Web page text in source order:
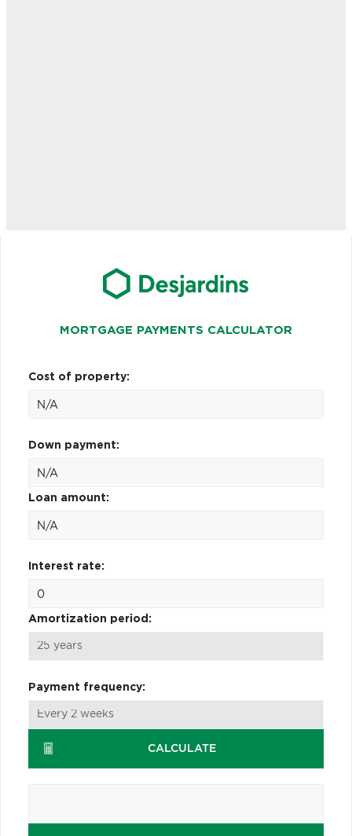
MORTGAGE PAYMENTS CALCULATOR
Cost of property:
Down payment:
Loan amount:
Interest rate:
Amortization period:
Payment frequency:
CALCULATE